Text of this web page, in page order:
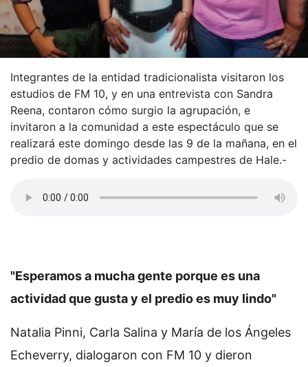
Integrantes de la entidad tradicionalista visitaron los
estudios de FM 10, y en una entrevista con Sandra
Reena, contaron cómo surgio la agrupación, e
invitaron a la comunidad a este espectáculo que se
realizará este domingo desde las 9 de la mañana, en el
predio de domas y actividades campestres de Hale.-
"Esperamos a mucha gente porque es una
actividad que gusta y el predio es muy lindo"
Natalia Pinni, Carla Salina y María de los Ángeles
Echeverry, dialogaron con FM 10 y dieron